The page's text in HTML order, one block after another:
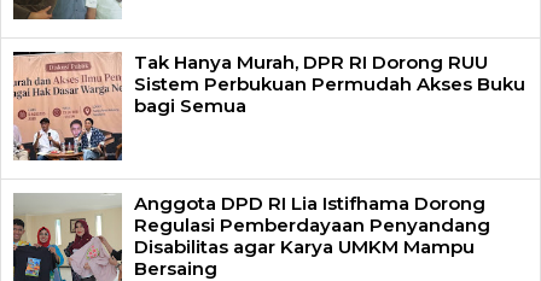
Tak Hanya Murah, DPR RI Dorong RUU
Sistem Perbukuan Permudah Akses Buku
bagi Semua
Anggota DPD RI Lia Istifhama Dorong
Regulasi Pemberdayaan Penyandang
Disabilitas agar Karya UMKM Mampu
Bersaing